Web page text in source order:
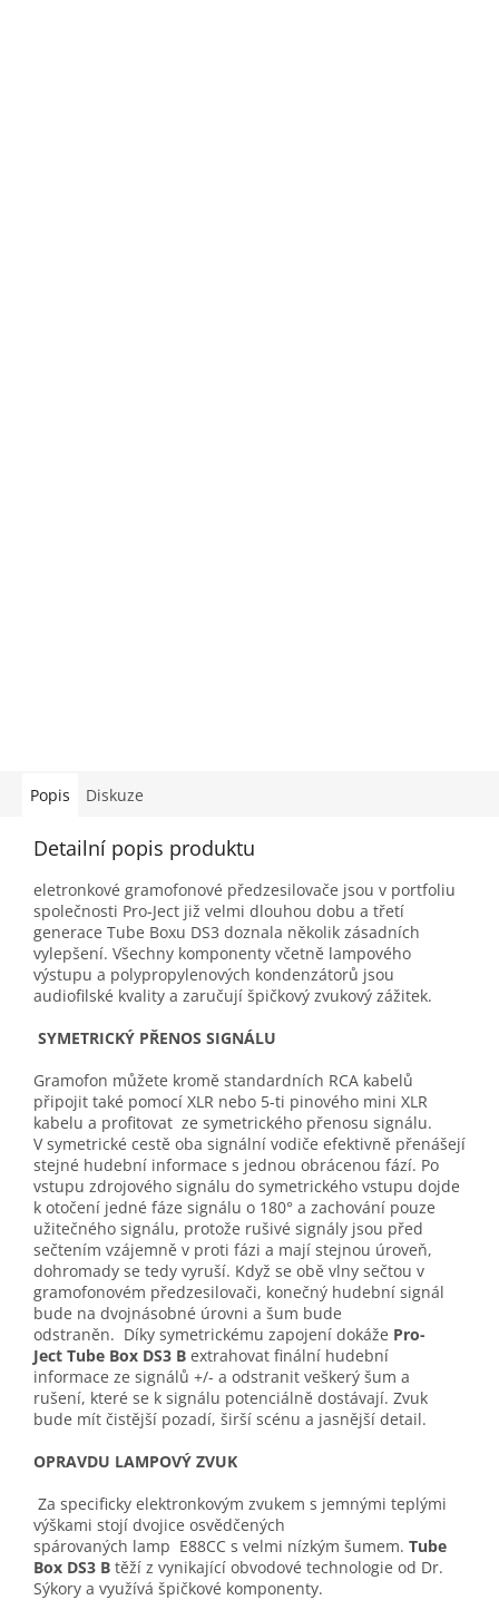
Popis Diskuze
Detailní popis produktu
eletronkové gramofonové předzesilovače jsou v portfoliu
společnosti Pro-Ject již velmi dlouhou dobu a třetí
generace Tube Boxu DS3 doznala několik zásadních
vylepšení. Všechny komponenty včetně lampového
výstupu a polypropylenových kondenzátorů jsou
audiofilské kvality a zaručují špičkový zvukový zážitek.
SYMETRICKÝ PŘENOS SIGNÁLU
Gramofon můžete kromě standardních RCA kabelů
připojit také pomocí XLR nebo 5-ti pinového mini XLR
kabelu a profitovat ze symetrického přenosu signálu.
V symetrické cestě oba signální vodiče efektivně přenášejí
stejné hudební informace s jednou obrácenou fází. Po
vstupu zdrojového signálu do symetrického vstupu dojde
k otočení jedné fáze signálu o 180° a zachování pouze
užitečného signálu, protože rušivé signály jsou před
sečtením vzájemně v proti fázi a mají stejnou úroveň,
dohromady se tedy vyruší. Když se obě vlny sečtou v
gramofonovém předzesilovači, konečný hudební signál
bude na dvojnásobné úrovni a šum bude
odstraněn. Díky symetrickému zapojení dokáže Pro-
Ject Tube Box DS3 B extrahovat finální hudební
informace ze signálů +/- a odstranit veškerý šum a
rušení, které se k signálu potenciálně dostávají. Zvuk
bude mít čistější pozadí, širší scénu a jasnější detail.
OPRAVDU LAMPOVÝ ZVUK
Za specificky elektronkovým zvukem s jemnými teplými
výškami stojí dvojice osvědčených
spárovaných lamp E88CC s velmi nízkým šumem. Tube
Box DS3 B těží z vynikající obvodové technologie od Dr.
Sýkory a využívá špičkové komponenty.